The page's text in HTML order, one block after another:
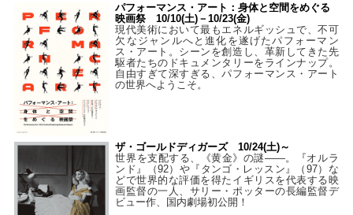
パフォーマンス・アート：身体と空間をめぐる
映画祭 10/10(土)－10/23(金)
現代美術において最もエネルギッシュで、不可
欠なジャンルへと進化を遂げたパフォーマン
ス・アート。シーンを創造し、革新してきた先
駆者たちのドキュメンタリーをラインナップ。
自由すぎて深すぎる、パフォーマンス・アート
の世界へようこそ。
ザ・ゴールドディガーズ 10/24(土)～
世界を支配する、《黄金》の謎――。『オルラ
ンド』（92）や『タンゴ・レッスン』（97）な
どで世界的な評価を得たイギリスを代表する映
画監督の一人、サリー・ポッターの長編監督デ
ビュー作、国内劇場初公開！